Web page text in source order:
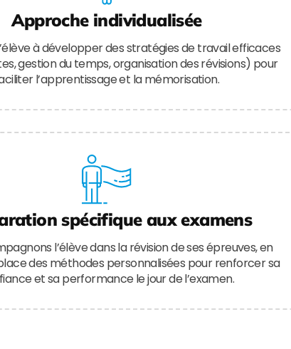
Approche individualisée
à développer des stratégies de travail efficaces
gestion du temps, organisation des révisions) pour
l’apprentissage et la mémorisation.
spécifique aux examens
l’élève dans la révision de ses épreuves, en
des méthodes personnalisées pour renforcer sa
et sa performance le jour de l’examen.